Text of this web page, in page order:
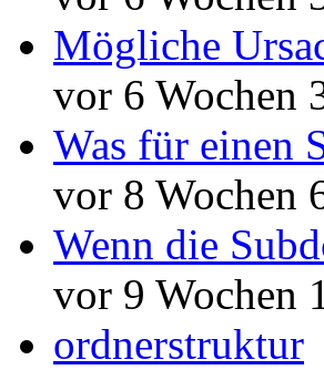
Mögliche
vor 6 Wochen
Was für einen
vor 8 Wochen
Wenn die
vor 9 Wochen
ordnerstruktur